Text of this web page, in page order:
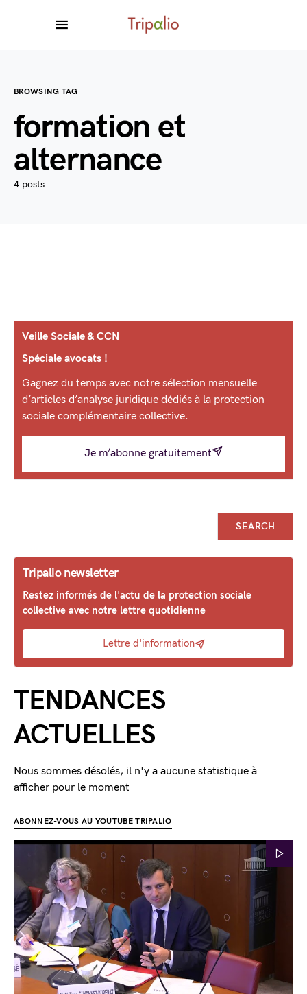
BROWSING TAG
formation et
alternance
4 posts
Veille Sociale & CCN
Spéciale avocats !
Gagnez du temps avec notre sélection mensuelle
d’articles d’analyse juridique dédiés à la protection
sociale complémentaire collective.
Je m’abonne gratuitement
SEARCH
Tripalio newsletter
Restez informés de l'actu de la protection sociale
collective avec notre lettre quotidienne
Lettre d'information
TENDANCES
ACTUELLES
Nous sommes désolés, il n'y a aucune statistique à
afficher pour le moment
ABONNEZ-VOUS AU YOUTUBE TRIPALIO